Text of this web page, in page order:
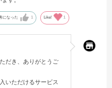
になった 1 Like! 1
だき、ありがとうご
いただけるサービス